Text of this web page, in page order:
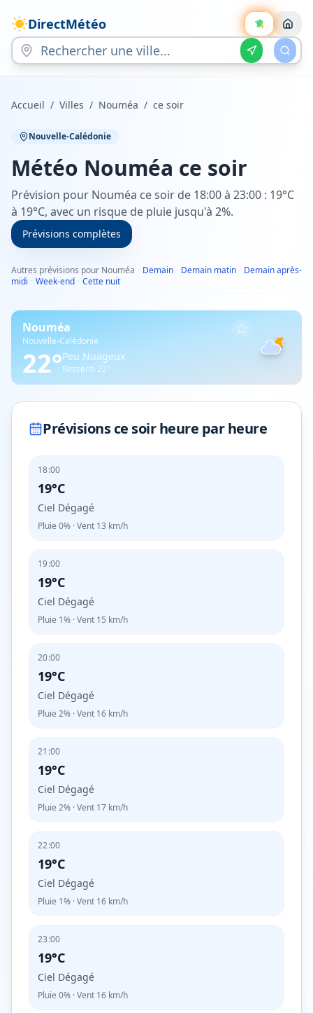
DirectMétéo
Accueil / Villes / Nouméa / ce soir
Nouvelle-Calédonie
Météo Nouméa ce soir
Prévision pour Nouméa ce soir de 18:00 à 23:00 : 19°C
à 19°C, avec un risque de pluie jusqu'à 2%.
Prévisions complètes
Autres prévisions pour Nouméa · Demain · Demain matin · Demain après-
midi · Week-end · Cette nuit
Nouméa
Nouvelle-Calédonie
22°Peu Nuageux
Ressenti 22°
Prévisions ce soir heure par heure
18:00
19°C
Ciel Dégagé
Pluie 0% · Vent 13 km/h
19:00
19°C
Ciel Dégagé
Pluie 1% · Vent 15 km/h
20:00
19°C
Ciel Dégagé
Pluie 2% · Vent 16 km/h
21:00
19°C
Ciel Dégagé
Pluie 2% · Vent 17 km/h
22:00
19°C
Ciel Dégagé
Pluie 1% · Vent 16 km/h
23:00
19°C
Ciel Dégagé
Pluie 0% · Vent 16 km/h